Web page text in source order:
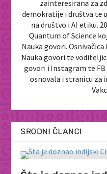
zainteresirana za
demokratije i društva te
na društvo i AI etiku.
Quantum of Science
Nauka govori.
Nauka govori te
govori i Instagram te
osnovala i stranicu za
SRODNI ČLANCI